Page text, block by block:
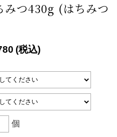
つ430g (はちみつ
(税込)
個